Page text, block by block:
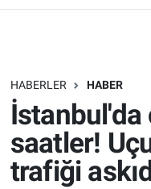
HABERLER HABER
saatler!
trafiği
Başka Sohbetler
Bilim turu
Bilim ve
Doğa Konuşuyor
Haber
Dünya
Teknoloji
Sağlık
Hava Durumu
Trafik Durumu
Süper Lig Puan
Tüm Manşetler